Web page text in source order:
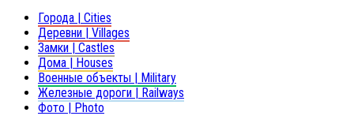
Города | Cities
Деревни | Villages
Замки | Castles
Дома | Houses
Военные объекты | Military
Железные дороги | Railways
Фото | Photo